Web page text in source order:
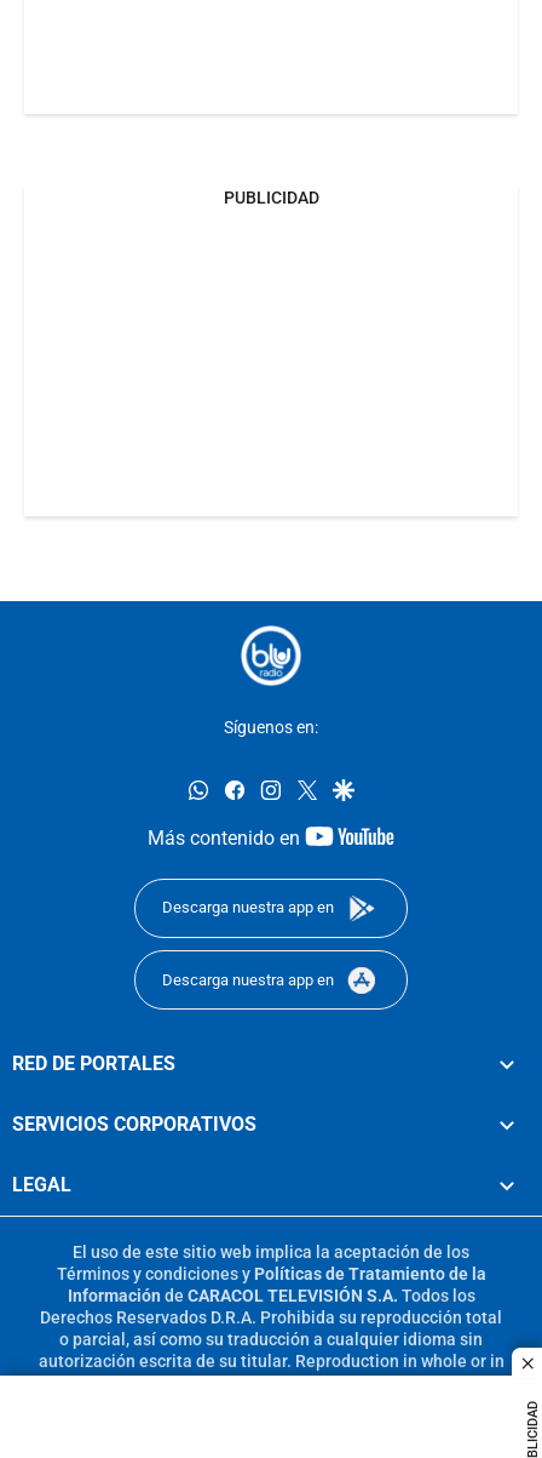
PUBLICIDAD
PUBLICIDAD
Síguenos en:
whatsappfacebookinstagram
twittergoogle
Más contenido en
youtube-
Descarga nuestra app en
Descarga nuestra app en
RED DE PORTALES
SERVICIOS CORPORATIVOS
LEGAL
El uso de este sitio web implica la aceptación de los
Términos y condicionesy Políticas de Tratamiento de la
Información de CARACOL TELEVISIÓN S.A. Todos los
Derechos Reservados D.R.A. Prohibida su reproducción total
o parcial, así como su traducción a cualquier idioma sin
autorización escrita de su titular. Reproduction in whole or in